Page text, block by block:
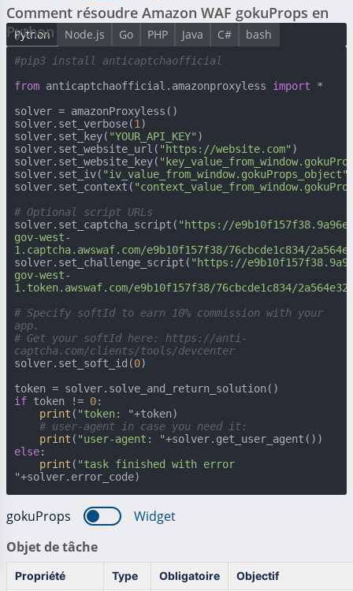
Python Node.js Go PHP Java C# bash
Comment résoudre Amazon WAF gokuProps en
Python
#pip3 install anticaptchaofficial
from anticaptchaofficial.amazonproxyless import *
solver = amazonProxyless()
solver.set_verbose(1 )
solver.set_key( "YOUR_API_KEY" )
solver.set_website_url( "https://website.com" )
solver.set_website_key(
solver.set_iv( "iv_value_from_window.gokuProps_object"
solver.set_context(
# Optional script URLs
solver.set_captcha_script( "https://
gov-west-
1.captcha.awswaf.com/e9b10f157f38/76cbcde1c834/
solver.set_challenge_script( "https://
gov-west-
1.token.awswaf.com/e9b10f157f38/76cbcde1c834/
# Specify softId to earn 10% commission with your
app.
# Get your softId here: https://anti-
captcha.com/clients/tools/devcenter
solver.set_soft_id(0)
if token != 0:
print ( "token: "+token)
# user-agent in case you need it:
print ( "user-agent: "
else:
print ( "task finished with error
"+solver.error_code)
gokuProps
Widget
Objet de tâche
Propriété Type Obligatoire Objectif